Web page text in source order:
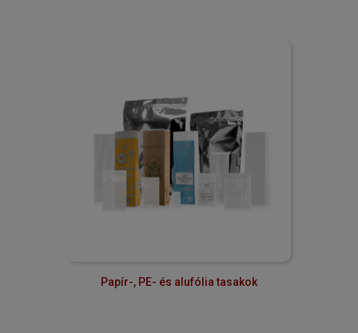
Papír-, PE- és alufólia tasakok